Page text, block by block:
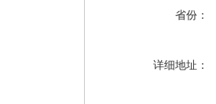
省份：
详细地址：